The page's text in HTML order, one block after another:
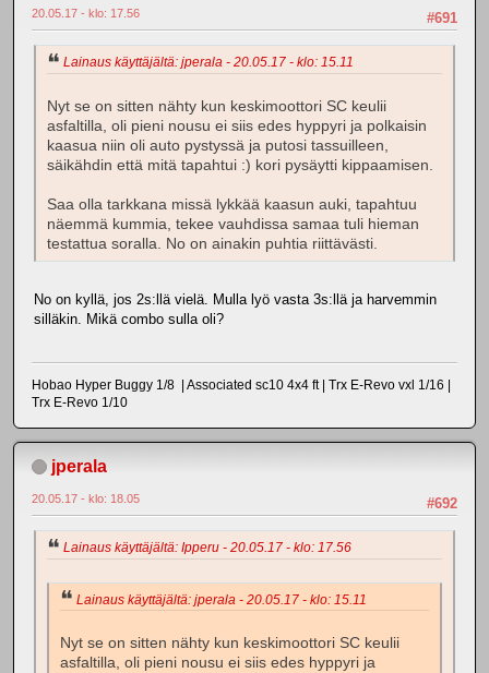
#691
20.05.17 - klo: 17.56
Lainaus käyttäjältä: jperala - 20.05.17 - klo: 15.11
Nyt se on sitten nähty kun keskimoottori SC keulii
asfaltilla, oli pieni nousu ei siis edes hyppyri ja polkaisin
kaasua niin oli auto pystyssä ja putosi tassuilleen,
säikähdin että mitä tapahtui :) kori pysäytti kippaamisen.
Saa olla tarkkana missä lykkää kaasun auki, tapahtuu
näemmä kummia, tekee vauhdissa samaa tuli hieman
testattua soralla. No on ainakin puhtia riittävästi.
No on kyllä, jos 2s:llä vielä. Mulla lyö vasta 3s:llä ja harvemmin
silläkin. Mikä combo sulla oli?
Hobao Hyper Buggy 1/8 | Associated sc10 4x4 ft | Trx E-Revo vxl 1/16 |
Trx E-Revo 1/10
jperala
#692
20.05.17 - klo: 18.05
Lainaus käyttäjältä: Ipperu - 20.05.17 - klo: 17.56
Lainaus käyttäjältä: jperala - 20.05.17 - klo: 15.11
Nyt se on sitten nähty kun keskimoottori SC keulii
asfaltilla, oli pieni nousu ei siis edes hyppyri ja